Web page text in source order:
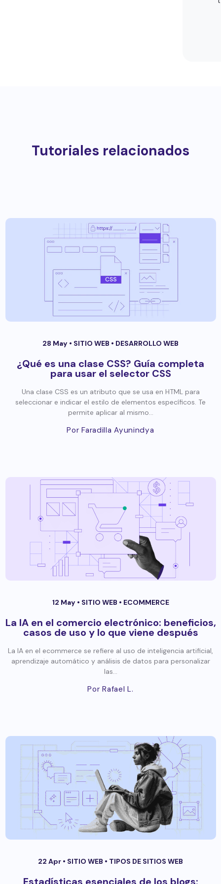
Tutoriales relacionados
28 May • SITIO WEB • DESARROLLO WEB
¿Qué es una clase CSS? Guía completa
para usar el selector CSS
Una clase CSS es un atributo que se usa en HTML para
seleccionar e indicar el estilo de elementos específicos. Te
permite aplicar al mismo...
Por Faradilla Ayunindya
12 May • SITIO WEB • ECOMMERCE
La IA en el comercio electrónico: beneficios,
casos de uso y lo que viene después
La IA en el ecommerce se refiere al uso de inteligencia artificial,
aprendizaje automático y análisis de datos para personalizar
las...
Por Rafael L.
22 Apr • SITIO WEB • TIPOS DE SITIOS WEB
Estadísticas esenciales de los blogs: